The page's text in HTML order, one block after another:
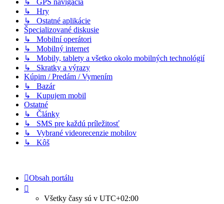
↳ GPS navigácia
↳ Hry
↳ Ostatné aplikácie
Špecializované diskusie
↳ Mobilní operátori
↳ Mobilný internet
↳ Mobily, tablety a všetko okolo mobilných technológií
↳ Skratky a výrazy
Kúpim / Predám / Vymením
↳ Bazár
↳ Kupujem mobil
Ostatné
↳ Články
↳ SMS pre každú príležitosť
↳ Vybrané videorecenzie mobilov
↳ Kôš
Obsah portálu
Všetky časy sú v UTC+02:00